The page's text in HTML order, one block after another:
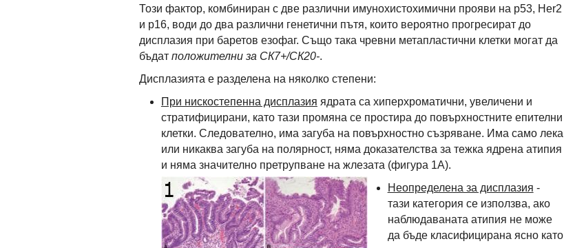
Този фактор, комбиниран с две различни имунохистохимични прояви на р53, Her2
и p16, води до два различни генетични пътя, които вероятно прогресират до
дисплазия при баретов езофаг. Също така чревни метапластични клетки могат да
бъдат положителни за СК7+/СК20-.
Дисплазията е разделена на няколко степени:
При нискостепенна дисплазия ядрата са хиперхроматични, увеличени и
стратифицирани, като тази промяна се простира до повърхностните епителни
клетки. Следователно, има загуба на повърхностно съзряване. Има само лека
или никаква загуба на полярност, няма доказателства за тежка ядрена атипия
и няма значително претрупване на жлезата (фигура 1А).
Неопределена за дисплазия -
тази категория се използва, ако
наблюдаваната атипия не може
да бъде класифицирана ясно като